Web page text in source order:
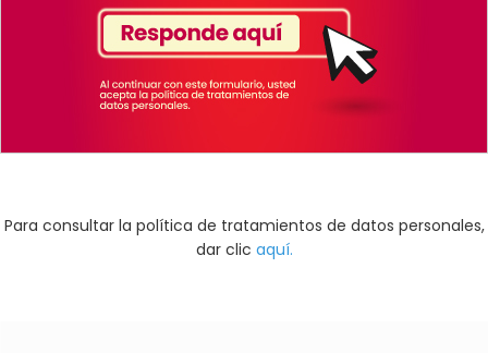
Para consultar la política de tratamientos de datos personales,
dar clic aquí.